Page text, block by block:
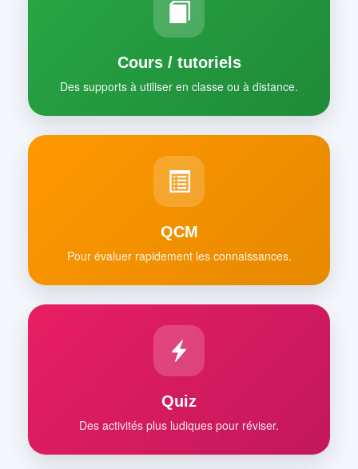
Cours / tutoriels
Des supports à utiliser en classe ou à distance.
QCM
Pour évaluer rapidement les connaissances.
Quiz
Des activités plus ludiques pour réviser.